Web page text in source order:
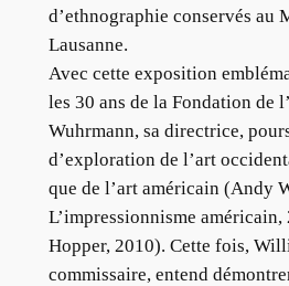
d’ethnographie conservés au
Lausanne.
Avec cette exposition
les 30 ans de la Fondation de
Wuhrmann, sa directrice,
d’exploration de l’art
que de l’art américain (Andy
L’impressionnisme américain,
Hopper, 2010). Cette fois,
commissaire, entend